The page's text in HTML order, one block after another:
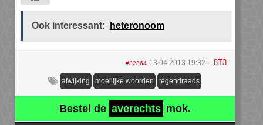
Ook interessant: heteronoom
#32364 13.04.2013 19:32 8T3
afwijking moeilijke woorden tegendraads
Bestel de averechts mok.